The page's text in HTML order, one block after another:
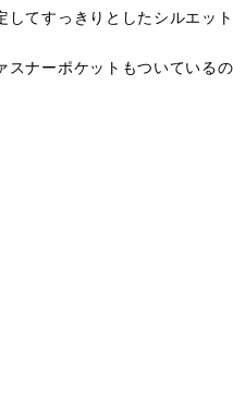
てすっきりとしたシルエット
ナーポケットもついているの